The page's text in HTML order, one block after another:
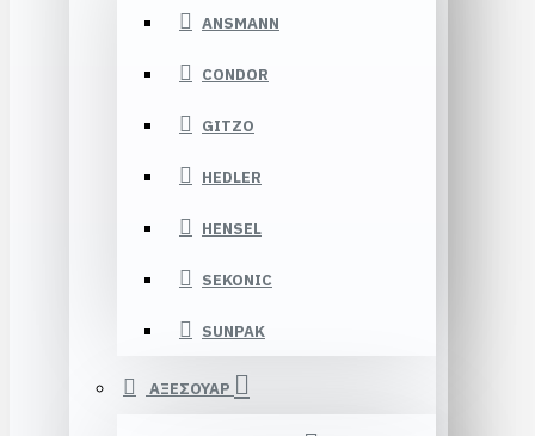
ANSMANN
CONDOR
GITZO
HEDLER
HENSEL
SEKONIC
SUNPAK
ΑΞΕΣΟΥΑΡ